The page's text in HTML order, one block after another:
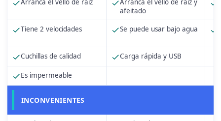
Arranca el vello de raíz
Arranca el vello de raíz y
afeitado
Tiene 2 velocidades Se puede usar bajo agua
Cuchillas de calidad Carga rápida y USB
Es impermeable
INCONVENIENTES